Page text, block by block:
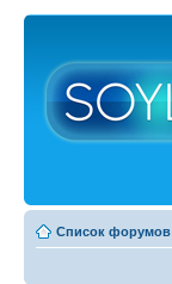
Список форумов